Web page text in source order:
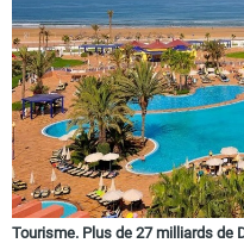
Tourisme. Plus de 27 milliards de